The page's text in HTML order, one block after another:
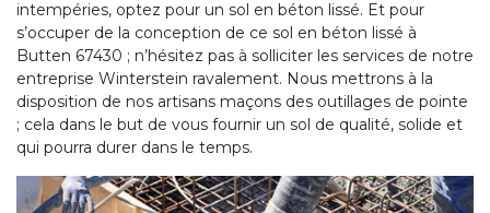
intempéries, optez pour un sol en béton lissé. Et pour
s’occuper de la conception de ce sol en béton lissé à
Butten 67430 ; n’hésitez pas à solliciter les services de notre
entreprise Winterstein ravalement. Nous mettrons à la
disposition de nos artisans maçons des outillages de pointe
; cela dans le but de vous fournir un sol de qualité, solide et
qui pourra durer dans le temps.